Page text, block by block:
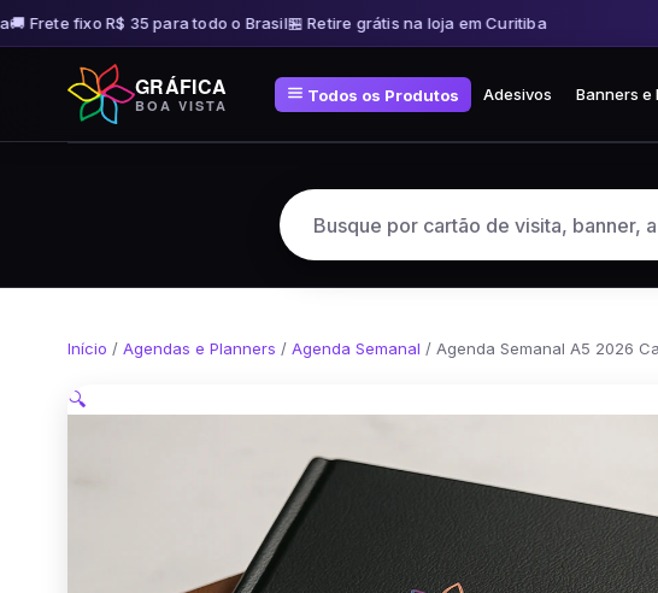
Frete fixo R$ 35 para todo o Brasil🏪 Retire grátis na loja em Curitiba🚚 Frete fixo R$
conteúdo
GRÁFICA
BOA VISTA
Todos os Produtos Adesivos Banners e
Início / Agendas e Planners / Agenda Semanal / Agenda Semanal A5 2026
🔍